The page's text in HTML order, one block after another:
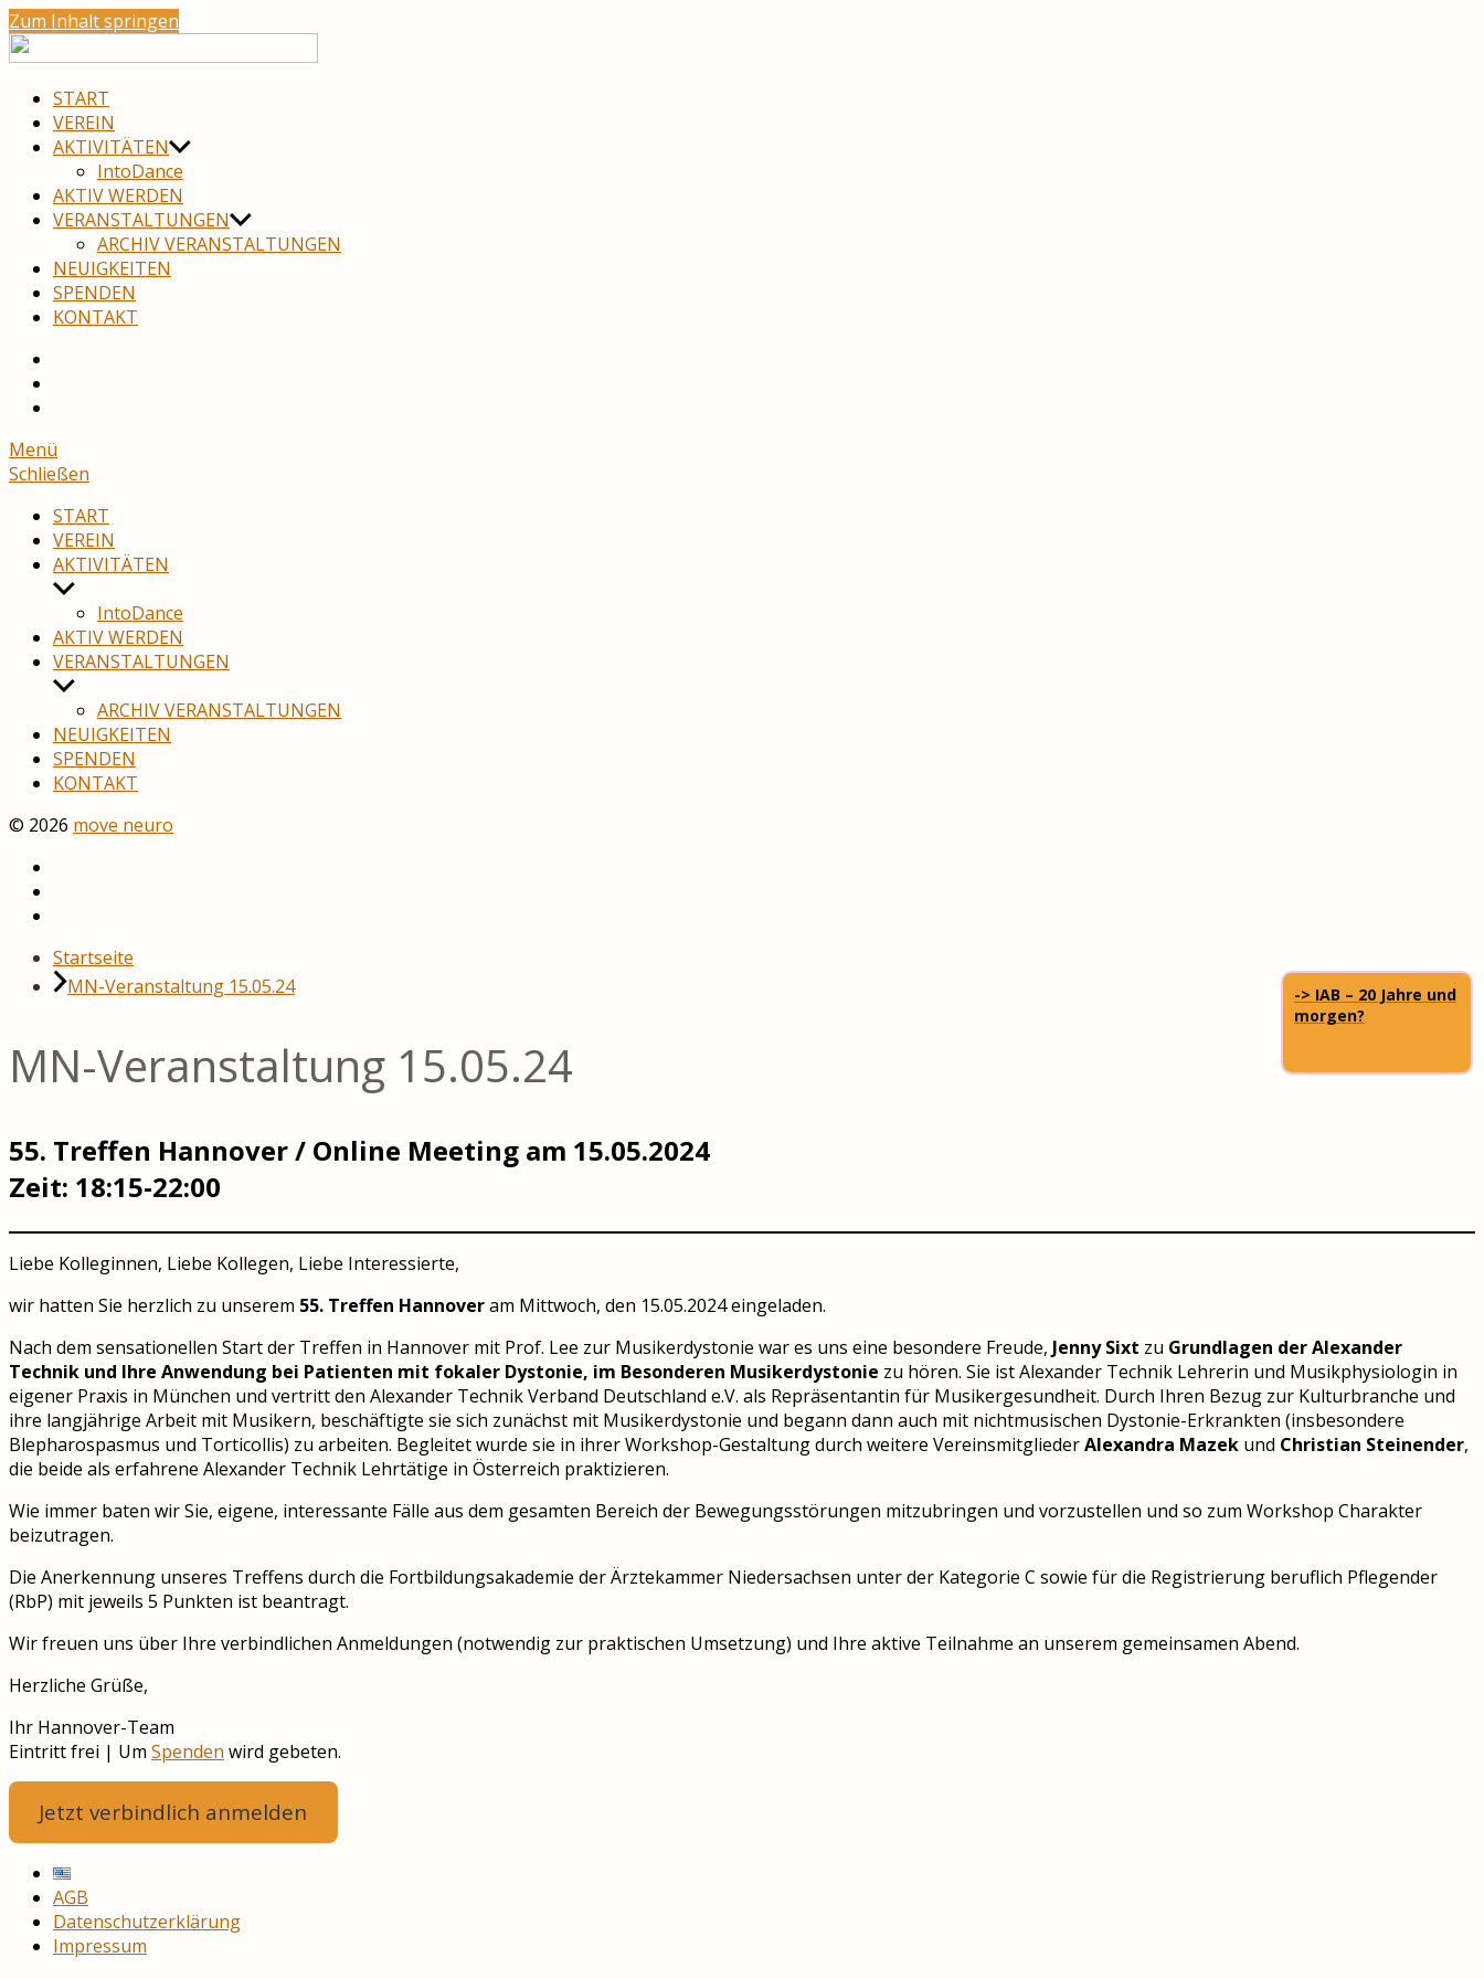
Zum Inhalt springen
neuro
START
VEREIN
AKTIVITÄTEN
IntoDance
AKTIV WERDEN
VERANSTALTUNGEN
ARCHIV VERANSTALTUNGEN
NEUIGKEITEN
SPENDEN
KONTAKT
Menü
Schließen
START
VEREIN
AKTIVITÄTEN
Untermenü
anzeigenIntoDance
AKTIV WERDEN
VERANSTALTUNGEN
Untermenü
anzeigenARCHIV VERANSTALTUNGEN
NEUIGKEITEN
SPENDEN
KONTAKT
© 2026 move neuro
Startseite
MN-Veranstaltung 15.05.24
MN-Veranstaltung 15.05.24
55. Treffen Hannover / Online Meeting am 15.05.2024
Zeit: 18:15-22:00
Liebe Kolleginnen, Liebe Kollegen, Liebe Interessierte,
wir hatten Sie herzlich zu unserem 55. Treffen Hannoveram Mittwoch, den 15.05.2024 eingeladen.
Nach dem sensationellen Start der Treffen in Hannover mit Prof. Lee zur Musikerdystonie war es uns eine besondere Freude, Jenny Sixt zu Grundlagen der Alexander
Technik und Ihre Anwendung bei Patienten mit fokaler Dystonie, im Besonderen Musikerdystonie zu hören. Sie ist Alexander Technik Lehrerin und Musikphysiologin in
eigener Praxis in München und vertritt den Alexander Technik Verband Deutschland e.V. als Repräsentantin für Musikergesundheit. Durch Ihren Bezug zur Kulturbranche und
ihre langjährige Arbeit mit Musikern, beschäftigte sie sich zunächst mit Musikerdystonie und begann dann auch mit nichtmusischen Dystonie-Erkrankten (insbesondere
Blepharospasmus und Torticollis) zu arbeiten. Begleitet wurde sie in ihrer Workshop-Gestaltung durch weitere VereinsmitgliederAlexandra Mazek und Christian Steinender,
die beide als erfahrene Alexander Technik Lehrtätige in Österreich praktizieren.
Wie immer baten wir Sie, eigene, interessante Fälle aus dem gesamten Bereich der Bewegungsstörungen mitzubringen und vorzustellen und so zum Workshop Charakter
beizutragen.
Die Anerkennung unseres Treffens durch die Fortbildungsakademie der Ärztekammer Niedersachsen unter der Kategorie C sowie für die Registrierung beruflich Pflegender
(RbP) mit jeweils 5 Punkten ist beantragt.
Wir freuen uns über Ihre verbindlichen Anmeldungen (notwendig zur praktischen Umsetzung) und Ihre aktive Teilnahme an unserem gemeinsamen Abend.
Herzliche Grüße,
Ihr Hannover-Team
Eintritt frei | Um Spenden wird gebeten.
Jetzt verbindlich anmelden
-> IAB – 20 Jahre und
morgen?
AGB
Datenschutzerklärung
Impressum